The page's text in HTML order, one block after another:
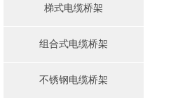
梯式电缆桥架
组合式电缆桥架
不锈钢电缆桥架